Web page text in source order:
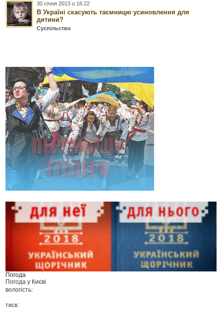
30 січня 2013 о 16:22
В Україні скасують таємницю усиновлення для
дитини?
Суспільство
Погода
Погода у Києві
вологість:
тиск: